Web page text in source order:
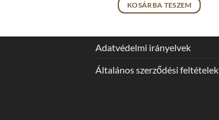
KOSÁRBA TESZEM
Adatvédelmi irányelvek
Általános szerződési feltételek